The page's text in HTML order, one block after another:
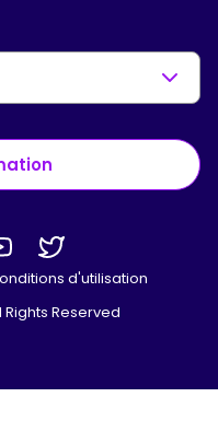
d'utilisation
Reserved